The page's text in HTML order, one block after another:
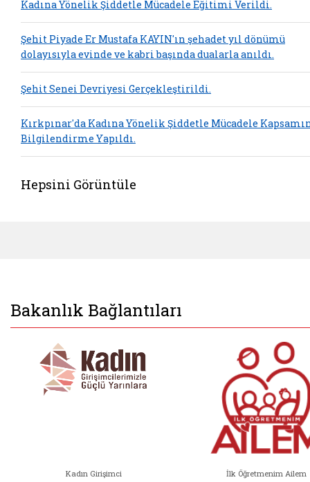
Kadına Yönelik Şiddetle Mücadele Eğitimi Verildi.
Şehit Piyade Er Mustafa KAYIN'ın şehadet yıl dönümü
dolayısıyla evinde ve kabri başında dualarla anıldı.
Şehit Senei Devriyesi Gerçekleştirildi.
Kırkpınar'da Kadına Yönelik Şiddetle Mücadele
Bilgilendirme Yapıldı.
Hepsini Görüntüle
Bakanlık Bağlantıları
Kadın Girişimci İlk Öğretmenim Ailem